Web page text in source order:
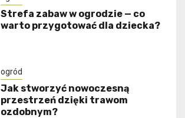
Strefa zabaw w ogrodzie — co
warto przygotować dla dziecka?
ogród
Jak stworzyć nowoczesną
przestrzeń dzięki trawom
ozdobnym?